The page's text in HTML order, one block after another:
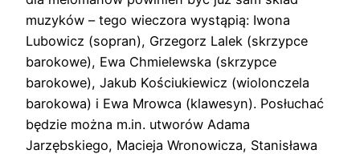
muzyków – tego wieczora wystąpią: Iwona
Lubowicz (sopran), Grzegorz Lalek (skrzypce
barokowe), Ewa Chmielewska (skrzypce
barokowe), Jakub Kościukiewicz (wiolonczela
barokowa) i Ewa Mrowca (klawesyn). Posłuchać
będzie można m.in. utworów Adama
Jarzębskiego, Macieja Wronowicza, Stanisława